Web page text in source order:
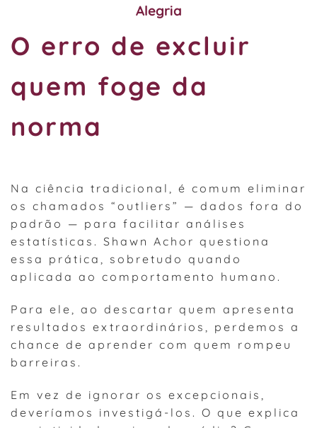
Alegria
O erro de excluir
quem foge da
norma
Na ciência tradicional, é comum eliminar
os chamados “outliers” — dados fora do
padrão — para facilitar análises
estatísticas. Shawn Achor questiona
essa prática, sobretudo quando
aplicada ao comportamento humano.
Para ele, ao descartar quem apresenta
resultados extraordinários, perdemos a
chance de aprender com quem rompeu
barreiras.
Em vez de ignorar os excepcionais,
deveríamos investigá-los. O que explica